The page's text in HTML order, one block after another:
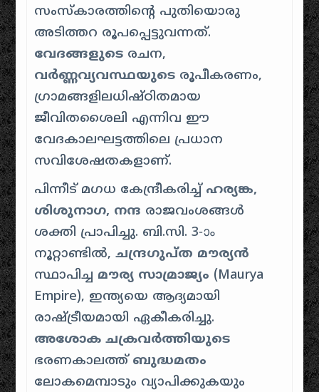
സംസ്കാരത്തിൻ്റെ പുതിയൊരു
അടിത്തറ രൂപപ്പെട്ടുവന്നത്.
വേദങ്ങളുടെ രചന,
വർണ്ണവ്യവസ്ഥയുടെ രൂപീകരണം,
ഗ്രാമങ്ങളിലധിഷ്ഠിതമായ
ജീവിതശൈലി എന്നിവ ഈ
വേദകാലഘട്ടത്തിലെ പ്രധാന
സവിശേഷതകളാണ്.
പിന്നീട് മഗധ കേന്ദ്രീകരിച്ച് ഹര്യങ്ക,
ശിശുനാഗ, നന്ദ രാജവംശങ്ങൾ
ശക്തി പ്രാപിച്ചു. ബി.സി. 3-ാം
നൂറ്റാണ്ടിൽ,ചന്ദ്രഗുപ്ത മൗര്യൻ
സ്ഥാപിച്ച മൗര്യ സാമ്രാജ്യം (Maurya
Empire), ഇന്ത്യയെ ആദ്യമായി
രാഷ്ട്രീയമായി ഏകീകരിച്ചു.
അശോക ചക്രവർത്തിയുടെ
ഭരണകാലത്ത് ബുദ്ധമതം
ലോകമെമ്പാടും വ്യാപിക്കുകയും